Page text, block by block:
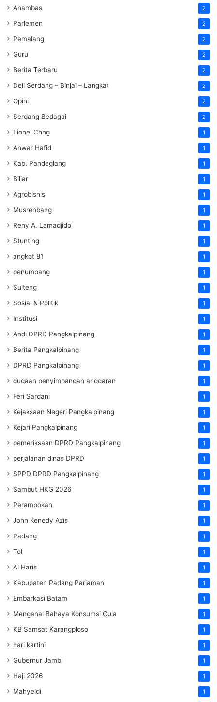
Anambas 2
Parlemen 2
Pemalang 2
Guru 2
Berita Terbaru 2
Deli Serdang – Binjai – Langkat 2
Opini 2
Serdang Bedagai 2
Lionel Chng 1
Anwar Hafid 1
Kab. Pandeglang 1
Biliar 1
Agrobisnis 1
Musrenbang 1
Reny A. Lamadjido 1
Stunting 1
angkot 81 1
penumpang 1
Sulteng 1
Sosial & Politik 1
Institusi 1
Andi DPRD Pangkalpinang 1
Berita Pangkalpinang 1
DPRD Pangkalpinang 1
dugaan penyimpangan anggaran 1
Feri Sardani 1
Kejaksaan Negeri Pangkalpinang 1
Kejari Pangkalpinang 1
pemeriksaan DPRD Pangkalpinang 1
perjalanan dinas DPRD 1
SPPD DPRD Pangkalpinang 1
Sambut HKG 2026 1
Perampokan 1
John Kenedy Azis 1
Padang 1
Tol 1
Al Haris 1
Kabupaten Padang Pariaman 1
Embarkasi Batam 1
Mengenal Bahaya Konsumsi Gula 1
KB Samsat Karangploso 1
hari kartini 1
Gubernur Jambi 1
Haji 2026 1
Mahyeldi 1